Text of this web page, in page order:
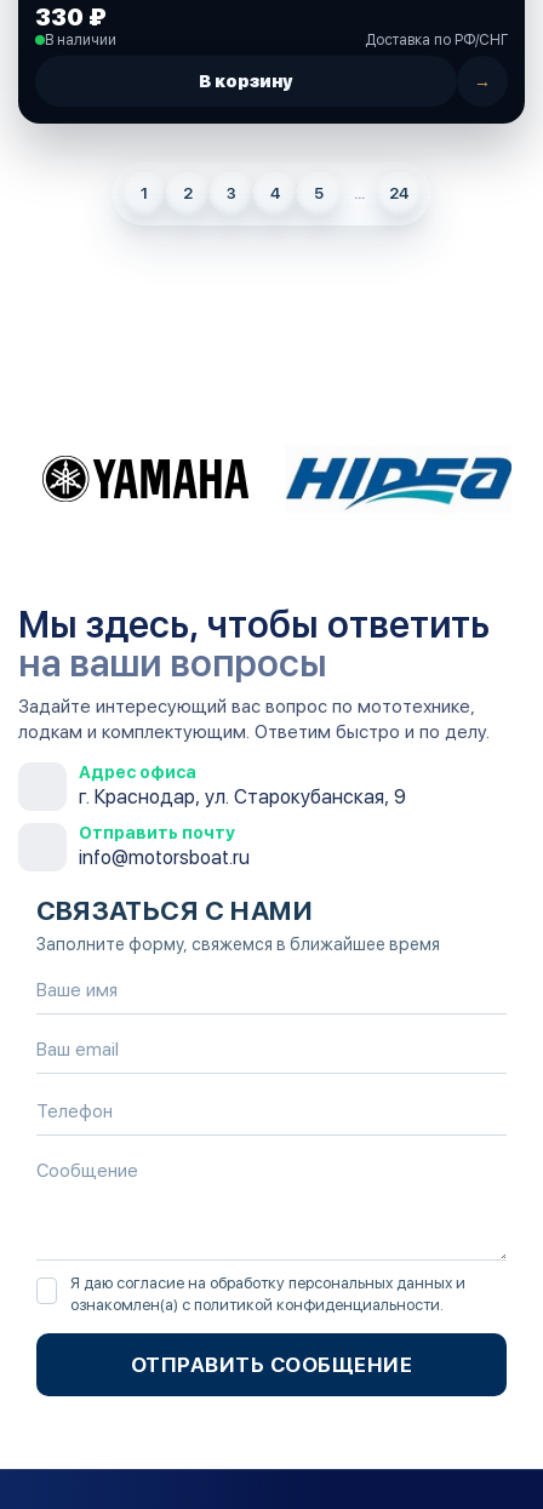
330 ₽
В наличии Доставка по РФ/СНГ
В корзину →
1 2 3 4 5 ... 24
Мы здесь, чтобы ответить
на ваши вопросы
Задайте интересующий вас вопрос по мототехнике,
лодкам и комплектующим. Ответим быстро и по делу.
Адрес офиса
г. Краснодар, ул. Старокубанская, 9
Отправить почту
info@motorsboat.ru
СВЯЗАТЬСЯ С НАМИ
Заполните форму, свяжемся в ближайшее время
Я даю согласие на обработку персональных данных и
ознакомлен(а) с политикой конфиденциальности
ОТПРАВИТЬ СООБЩЕНИЕ